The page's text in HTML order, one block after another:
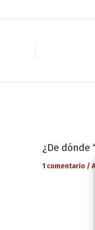
¿De dónde
1 comentario /